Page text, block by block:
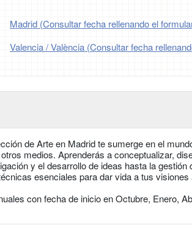
Madrid (Consultar fecha rellenando el
Valencia / València (Consultar fecha
de Arte en Madrid te sumerge en el
medios. Aprenderás a conceptualizar,
y el desarrollo de ideas hasta la
esenciales para dar vida a tus
con fecha de inicio en Octubre, Enero,